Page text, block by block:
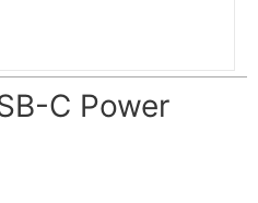
C Power